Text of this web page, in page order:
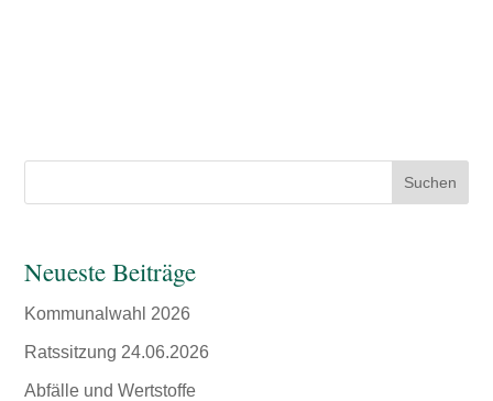
Suchen
Neueste Beiträge
Kommunalwahl 2026
Ratssitzung 24.06.2026
Abfälle und Wertstoffe